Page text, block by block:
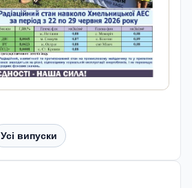
Усі випуски